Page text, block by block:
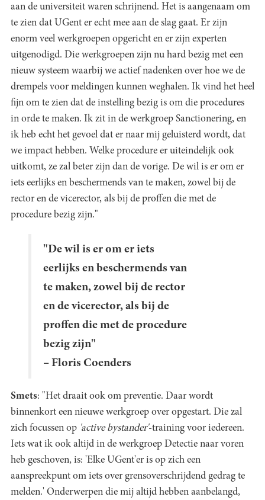
aan de universiteit waren schrijnend. Het is aangenaam om
te zien dat UGent er echt mee aan de slag gaat. Er zijn
enorm veel werkgroepen opgericht en er zijn experten
uitgenodigd. Die werkgroepen zijn nu hard bezig met een
nieuw systeem waarbij we actief nadenken over hoe we de
drempels voor meldingen kunnen weghalen. Ik vind het heel
fijn om te zien dat de instelling bezig is om die procedures
in orde te maken. Ik zit in de werkgroep Sanctionering, en
ik heb echt het gevoel dat er naar mij geluisterd wordt, dat
we impact hebben. Welke procedure er uiteindelijk ook
uitkomt, ze zal beter zijn dan de vorige. De wil is er om er
iets eerlijks en beschermends van te maken, zowel bij de
rector en de vicerector, als bij de proffen die met de
procedure bezig zijn."
"De wil is er om er iets
eerlijks en beschermends van
te maken, zowel bij de rector
en de vicerector, als bij de
proffen die met de procedure
bezig zijn"
– Floris Coenders
Smets: "Het draait ook om preventie. Daar wordt
binnenkort een nieuwe werkgroep over opgestart. Die zal
zich focussen op 'active bystander'-training voor iedereen.
Iets wat ik ook altijd in de werkgroep Detectie naar voren
heb geschoven, is: 'Elke UGent'er is op zich een
aanspreekpunt om iets over grensoverschrijdend gedrag te
melden.' Onderwerpen die mij altijd hebben aanbelangd,